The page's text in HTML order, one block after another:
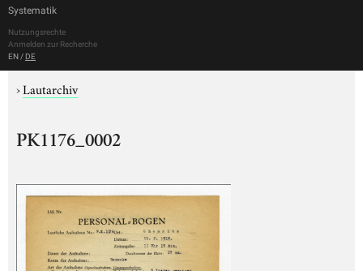
Systematik
Nutzungsrechte
Anmelden zur Recherche
EN / DE
›Lautarchiv
PK1176_0002